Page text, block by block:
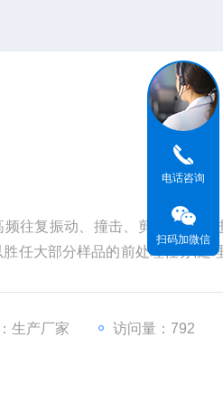
往复振动、撞击、剪切对样品
任大部分样品的前处理任务,处
生产厂家 访问量：792
电话咨询
扫码加微信